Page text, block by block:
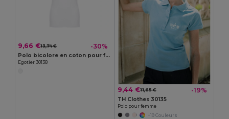
9,66 €13,74 € -30%
Polo bicolore en coton pour femme
Egotier 30138
9,44 €11,65 € -19%
TH Clothes 30135
Polo pour femme
+19 Couleurs